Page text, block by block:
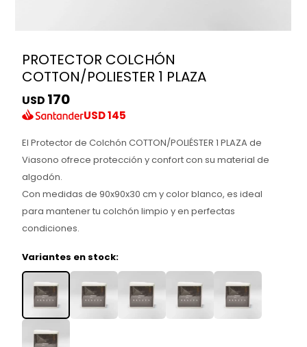
PROTECTOR COLCHÓN
COTTON/POLIESTER 1 PLAZA
USD 170
USD145
El Protector de Colchón COTTON/POLIÉSTER 1 PLAZA de
Viasono ofrece protección y confort con su material de
algodón.
Con medidas de 90x90x30 cm y color blanco, es ideal
para mantener tu colchón limpio y en perfectas
condiciones.
Variantes en stock: